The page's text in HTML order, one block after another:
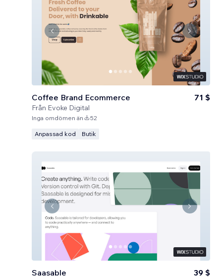
Coffee Brand Ecommerce
Från Evoke Digital
71 $
Inga omdömen än 52
Anpassad kod Butik
Saasable 39 $